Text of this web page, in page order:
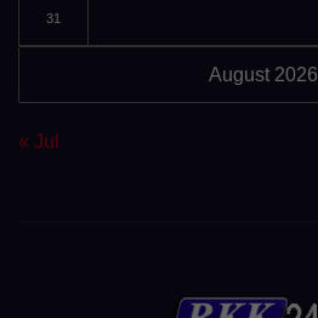
August 2026
31
« Jul